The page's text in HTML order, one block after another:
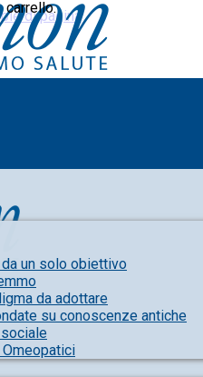
di pagina
carrello.
un solo obiettivo
da adottare
su conoscenze antiche